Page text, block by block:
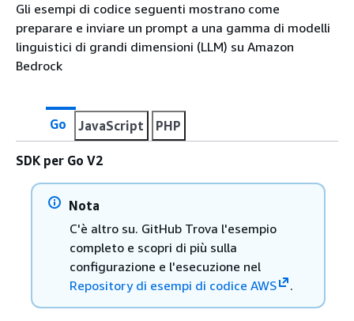
Gli esempi di codice seguenti mostrano come
preparare e inviare un prompt a una gamma di modelli
linguistici di grandi dimensioni (LLM) su Amazon
Bedrock
Go JavaScript PHP
SDK per Go V2
Nota
C'è altro su. GitHub Trova l'esempio
completo e scopri di più sulla
configurazione e l'esecuzione nel
Repository di esempi di codice AWS
.